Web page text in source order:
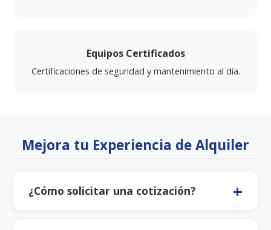
Equipos Certificados
Certificaciones de seguridad y mantenimiento al día.
Mejora tu Experiencia de Alquiler
¿Cómo solicitar una cotización?